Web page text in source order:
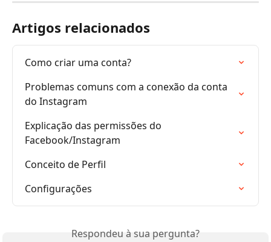
Artigos relacionados
Como criar uma conta?
Problemas comuns com a conexão da conta
do Instagram
Explicação das permissões do
Facebook/Instagram
Conceito de Perfil
Configurações
Respondeu à sua pergunta?